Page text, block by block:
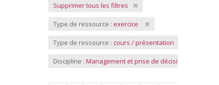
Supprimer tous les filtres
Type de ressource : exercice
Type de ressource : cours / présentation
Discipline : Management et prise de décision